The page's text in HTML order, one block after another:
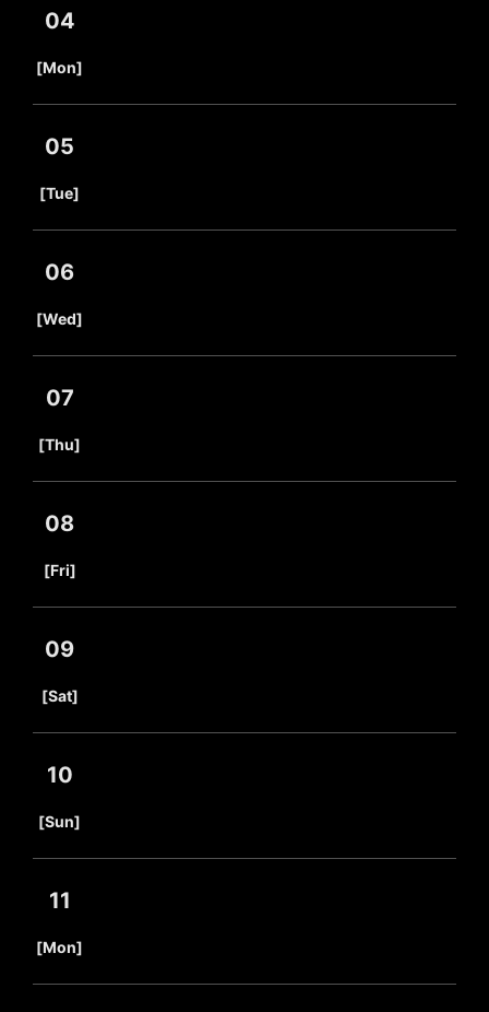
04
[Mon]
05
[Tue]
06
[Wed]
07
[Thu]
08
[Fri]
09
[Sat]
10
[Sun]
11
[Mon]